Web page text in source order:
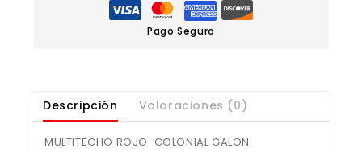
Pago Seguro
Descripción Valoraciones (0)
MULTITECHO ROJO-COLONIAL GALON